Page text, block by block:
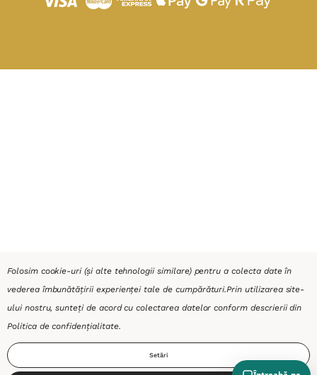
Folosim cookie-uri (și alte tehnologii similare) pentru a colecta date în
vederea îmbunătățirii experienței tale de cumpărături.Prin utilizarea site-
ului nostru, sunteți de acord cu colectarea datelor conform descrierii din
Politica de confidențialitate.
Setări